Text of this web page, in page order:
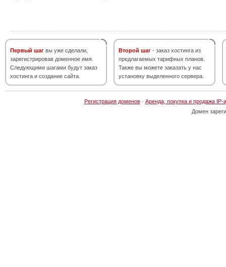
Первый шаг вы уже сделали,
зарегистрировав доменное имя.
Следующими шагами будут заказ
хостинга и создание сайта.
Второй шаг - заказ хостинга из
предлагаемых тарифных планов.
Также вы можете заказать у нас
установку выделенного сервера.
Регистрация доменов· Аренда, покупка и продажа IP-
Домен